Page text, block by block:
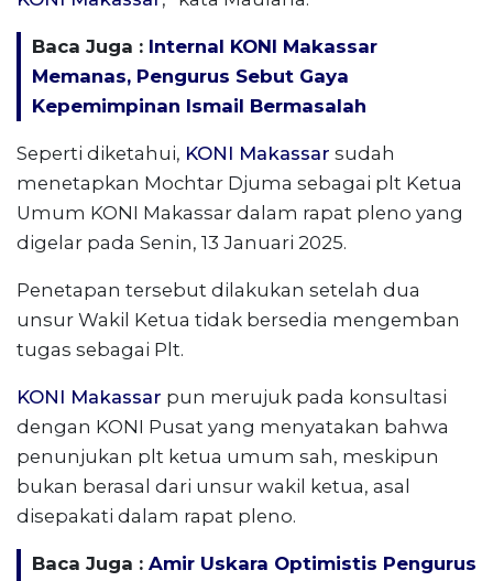
Baca Juga : Internal KONI Makassar
Memanas, Pengurus Sebut Gaya
Kepemimpinan Ismail Bermasalah
Seperti diketahui, KONI Makassar sudah
menetapkan Mochtar Djuma sebagai plt Ketua
Umum KONI Makassar dalam rapat pleno yang
digelar pada Senin, 13 Januari 2025.
Penetapan tersebut dilakukan setelah dua
unsur Wakil Ketua tidak bersedia mengemban
tugas sebagai Plt.
KONI Makassar pun merujuk pada konsultasi
dengan KONI Pusat yang menyatakan bahwa
penunjukan plt ketua umum sah, meskipun
bukan berasal dari unsur wakil ketua, asal
disepakati dalam rapat pleno.
Baca Juga : Amir Uskara Optimistis Pengurus